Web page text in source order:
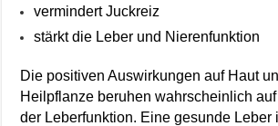
vermindert Juckreiz
stärkt die Leber und Nierenfunktion
Die positiven Auswirkungen auf Haut
Heilpflanze beruhen wahrscheinlich
der Leberfunktion. Eine gesunde Leber